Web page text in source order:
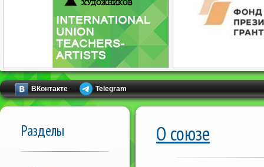
ВКонтакте Telegram
Разделы О союзе